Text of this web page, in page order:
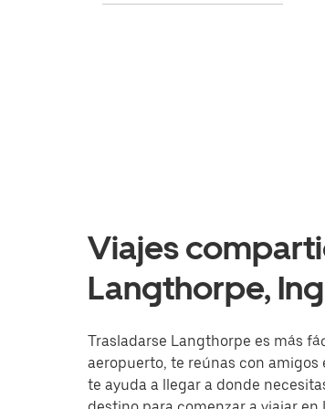
Viajes
Langthorpe,
Trasladarse Langthorpe es más
aeropuerto, te reúnas con
te ayuda a llegar a donde